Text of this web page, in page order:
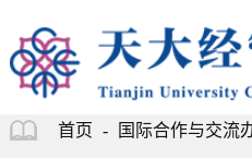
首页 - 国际合作与交流